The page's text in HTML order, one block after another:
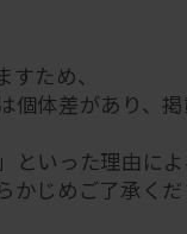
ため、
個体差があり、
といった理由に
かじめご了承く